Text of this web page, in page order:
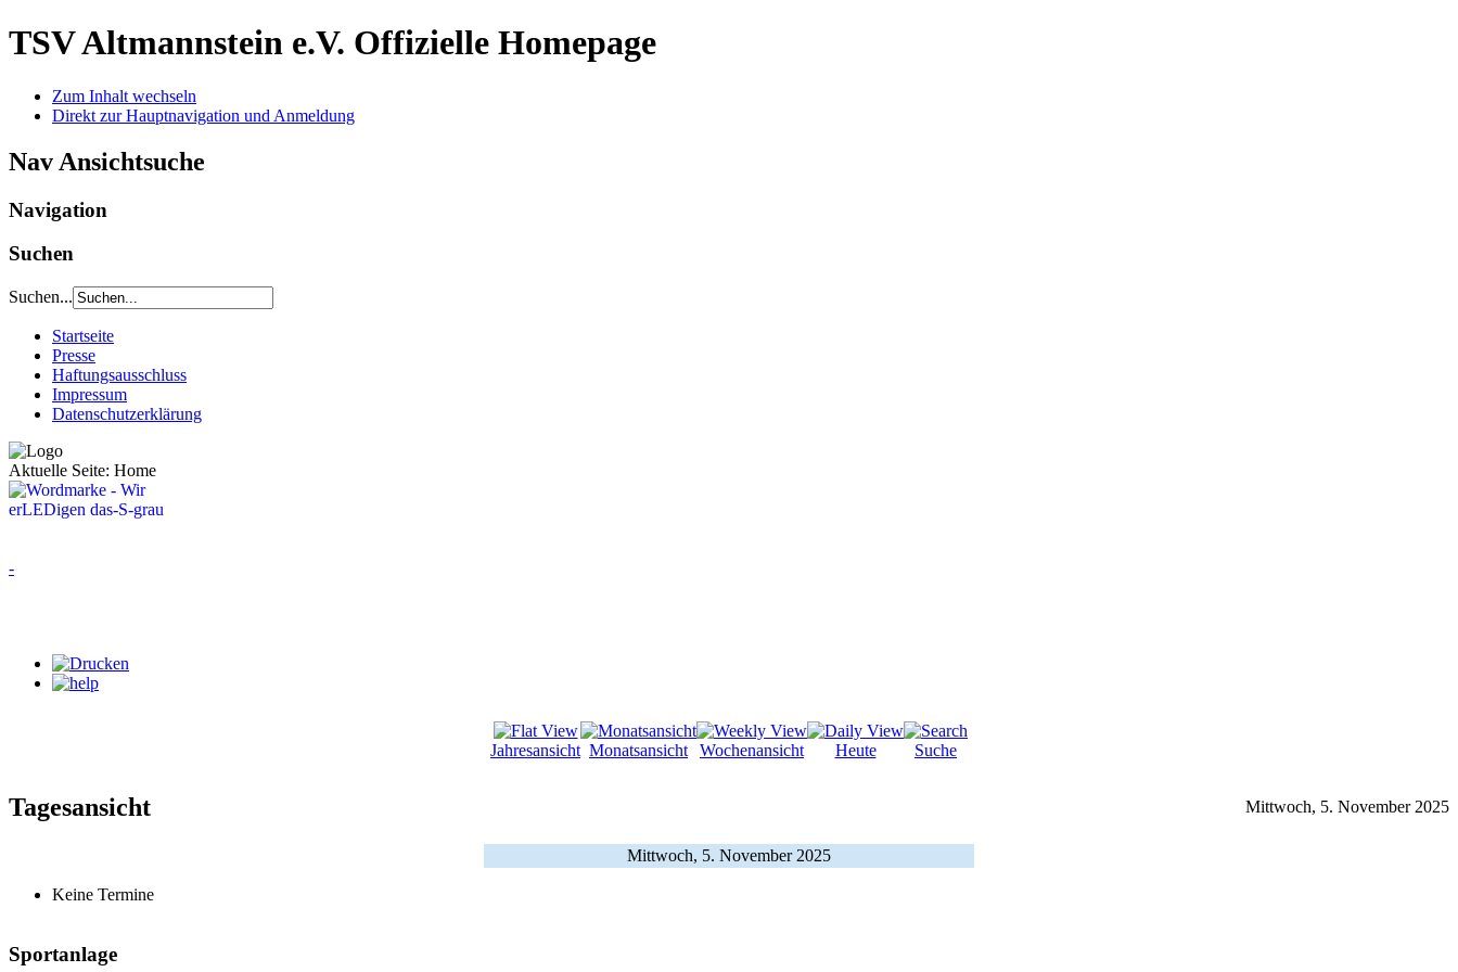
TSV Altmannstein e.V. Offizielle Homepage
Zum Inhalt wechseln
Direkt zur Hauptnavigation und Anmeldung
Nav Ansichtsuche
Navigation
Suchen
Suchen...
Startseite
Presse
Haftungsausschluss
Impressum
Datenschutzerklärung
Aktuelle Seite: Home
-
Jahresansicht Monatsansicht Wochenansicht Heute Suche
Tagesansicht Mittwoch, 5. November 2025
Mittwoch, 5. November 2025
Keine Termine
Sportanlage